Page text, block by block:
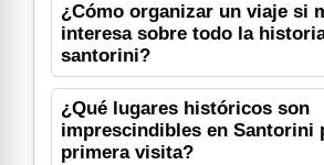
¿Cómo organizar un viaje si
interesa sobre todo la
santorini?
¿Qué lugares históricos son
imprescindibles en Santorini
primera visita?